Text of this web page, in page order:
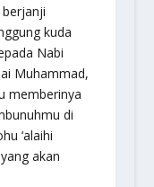
kuda
Nabi
Muhammad,
memberinya
di
‘alaihi
akan